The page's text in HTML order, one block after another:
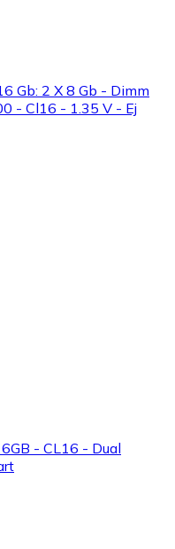
Gb: 2 X 8 Gb - Dimm
- Cl16 - 1.35 V - Ej
- CL16 - Dual